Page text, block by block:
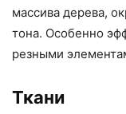
массива дерева,
тона. Особенно
резными
Ткани